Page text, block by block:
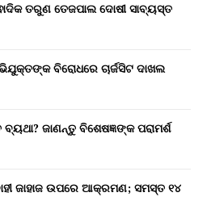
ତରୁଣ ତେଜପାଲ ଦୋଷୀ ସାବ୍ୟସ୍ତ
ବିରୋଧରେ ଚାର୍ଜସିଟ ଦାଖଲ
ଜାଣନ୍ତୁ ବିଶେଷଜ୍ଞଙ୍କ ପରାମର୍ଶ
ଜାହାଜ ଉପରେ ଆକ୍ରମଣ; ସମସ୍ତ ୧୪